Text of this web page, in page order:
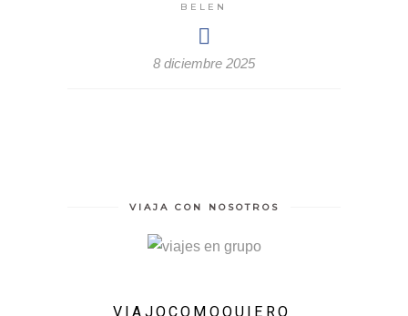
BELEN
8 diciembre 2025
VIAJA CON NOSOTROS
VIAJOCOMOQUIERO